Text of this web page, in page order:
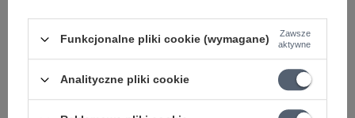
Savarez Struny do
gitary klasycznej Corum
Funkcjonalne pliki cookie (wymagane)
Zawsze
aktywne
Analityczne pliki cookie